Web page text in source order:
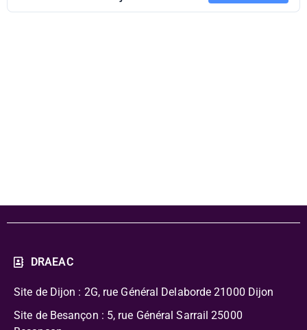
DRAEAC
Site de Dijon : 2G, rue Général Delaborde 21000 Dijon
Site de Besançon : 5, rue Général Sarrail 25000